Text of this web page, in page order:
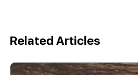
Related Articles